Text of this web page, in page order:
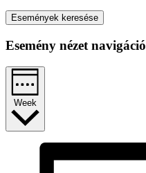
Események keresése
Esemény nézet navigáció
Week